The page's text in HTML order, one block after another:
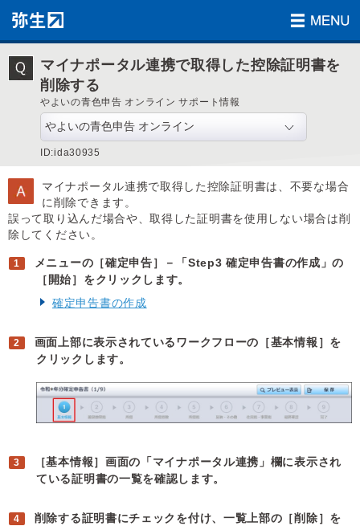
マイナポータル連携で取得した控除証明書を
削除する
やよいの青色申告 オンライン サポート情報
ID:ida30935
マイナポータル連携で取得した控除証明書は、不要な場合
に削除できます。
誤って取り込んだ場合や、取得した証明書を使用しない場合は削
除してください。
メニューの［確定申告］－「Step3 確定申告書の作成」の
［開始］をクリックします。
確定申告書の作成
画面上部に表示されているワークフローの［基本情報］を
クリックします。
［基本情報］画面の「マイナポータル連携」欄に表示され
ている証明書の一覧を確認します。
削除する証明書にチェックを付け、一覧上部の［削除］を